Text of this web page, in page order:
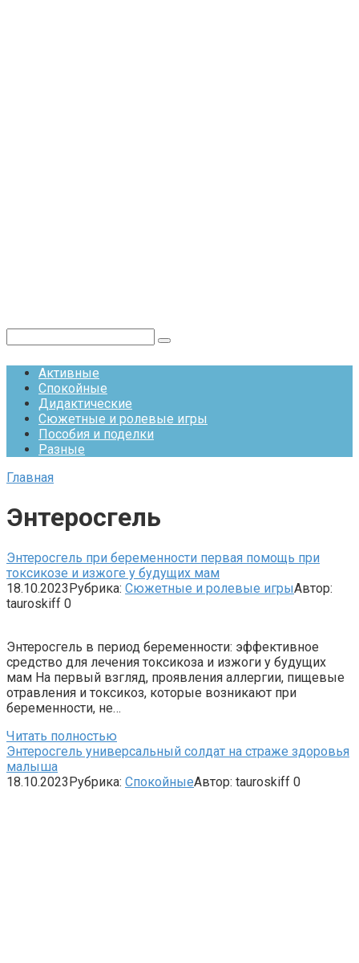
Активные
Спокойные
Дидактические
Сюжетные и ролевые игры
Пособия и поделки
Разные
Главная
Энтеросгель
Энтеросгель при беременности первая помощь при
токсикозе и изжоге у будущих мам
18.10.2023Рубрика: Сюжетные и ролевые игрыАвтор:
tauroskiff 0
Энтеросгель в период беременности: эффективное
средство для лечения токсикоза и изжоги у будущих
мам На первый взгляд, проявления аллергии, пищевые
отравления и токсикоз, которые возникают при
беременности, не…
Читать полностью
Энтеросгель универсальный солдат на страже здоровья
малыша
18.10.2023Рубрика: СпокойныеАвтор: tauroskiff 0